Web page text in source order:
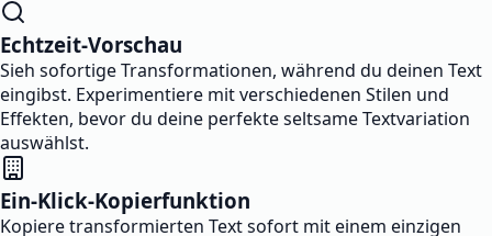
Echtzeit-Vorschau
Sieh sofortige Transformationen, während du deinen Text
eingibst. Experimentiere mit verschiedenen Stilen und
Effekten, bevor du deine perfekte seltsame Textvariation
auswählst.
Ein-Klick-Kopierfunktion
Kopiere transformierten Text sofort mit einem einzigen